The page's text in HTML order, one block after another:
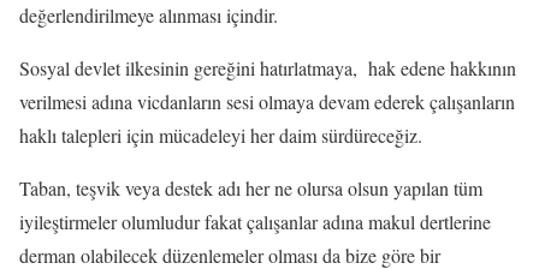
değerlendirilmeye alınması içindir.
Sosyal devlet ilkesinin gereğini hatırlatmaya, hak edene hakkının
verilmesi adına vicdanların sesi olmaya devam ederek çalışanların
haklı talepleri için mücadeleyi her daim sürdüreceğiz.
Taban, teşvik veya destek adı her ne olursa olsun yapılan tüm
iyileştirmeler olumludur fakat çalışanlar adına makul dertlerine
derman olabilecek düzenlemeler olması da bize göre bir